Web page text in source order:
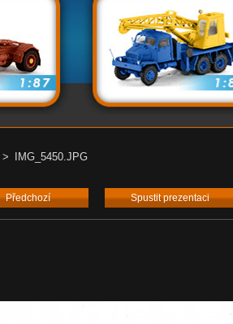
> IMG_5450.JPG
Předchozí Spustit prezentaci